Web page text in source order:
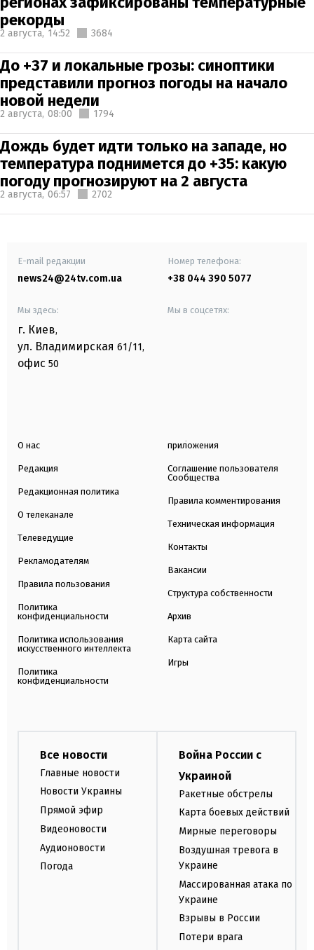
рекорды
2 августа, 14:52 3684
До +37 и локальные грозы: синоптики
представили прогноз погоды на начало
новой недели
2 августа, 08:00 1794
Дождь будет идти только на западе, но
температура поднимется до +35: какую
погоду прогнозируют на 2 августа
2 августа, 06:57 2702
E-mail редакции
news24@24tv.com.ua
Номер телефона:
+38 044 390 5077
Мы здесь:
г. Киев,
ул. Владимирская 61/11,
офис 50
Мы в соцсетях:
О нас
Редакция
Редакционная политика
О телеканале
Телеведущие
Рекламодателям
Правила пользования
Политика
конфиденциальности
Политика использования
искусственного интеллекта
Политика
конфиденциальности
приложения
Соглашение пользователя
Сообщества
Правила комментирования
Техническая информация
Контакты
Вакансии
Структура собственности
Архив
Карта сайта
Игры
Все новости
Главные новости
Новости Украины
Прямой эфир
Видеоновости
Аудионовости
Погода
Война России с
Украиной
Ракетные обстрелы
Карта боевых действий
Мирные переговоры
Воздушная тревога в
Украине
Массированная атака по
Украине
Взрывы в России
Потери врага